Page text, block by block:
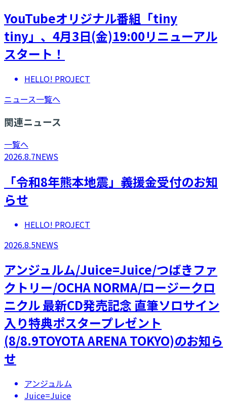
YouTubeオリジナル番組「tiny
tiny」、4月3日(金)19:00リニューアル
スタート！
HELLO! PROJECT
ニュース一覧へ
関連ニュース
一覧へ
2026.8.7NEWS
「令和8年熊本地震」義援金受付のお知
らせ
HELLO! PROJECT
2026.8.5NEWS
アンジュルム/Juice=Juice/つばきファ
クトリー/OCHA NORMA/ロージークロ
ニクル 最新CD発売記念 直筆ソロサイン
入り特典ポスタープレゼント
(8/8.9TOYOTA ARENA TOKYO)のお知ら
せ
アンジュルム
Juice=Juice